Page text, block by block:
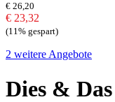
€ 26,20
€ 23,32
(11% gespart)
2 weitere Angebote
Dies & Das